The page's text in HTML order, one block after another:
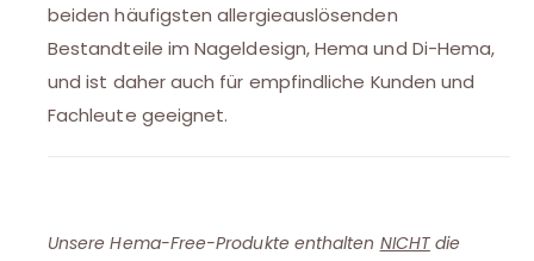
beiden häufigsten allergieauslösenden
Bestandteile im Nageldesign, Hema und Di-Hema,
und ist daher auch für empfindliche Kunden und
Fachleute geeignet.
Unsere Hema-Free-Produkte enthalten NICHTdie